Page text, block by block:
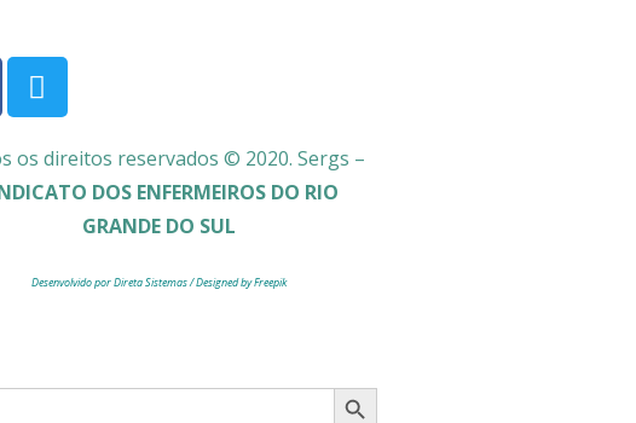
os direitos reservados © 2020. Sergs –
DOS ENFERMEIROS DO RIO
GRANDE DO SUL
Desenvolvido por Direta Sistemas /Designed by Freepik
Search Button